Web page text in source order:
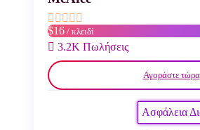
επιλεγούν
σελίδα
του
$16 / κλειδί
3.2K Πωλήσεις
Αγοράστε τώρα
Ασφάλεια